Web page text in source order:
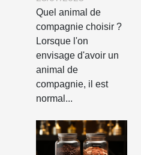
Quel animal de
compagnie choisir ?
Lorsque l'on
envisage d'avoir un
animal de
compagnie, il est
normal...